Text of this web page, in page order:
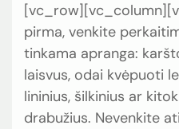
pirma, venkite
tinkama apranga:
laisvus, odai kvėpuoti
lininius, šilkinius ar
drabužius. Nevenkite